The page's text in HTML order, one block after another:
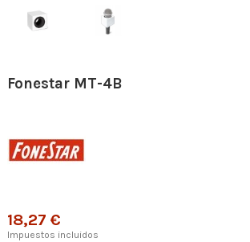
Fonestar MT-4B
18,27 €
Impuestos incluidos